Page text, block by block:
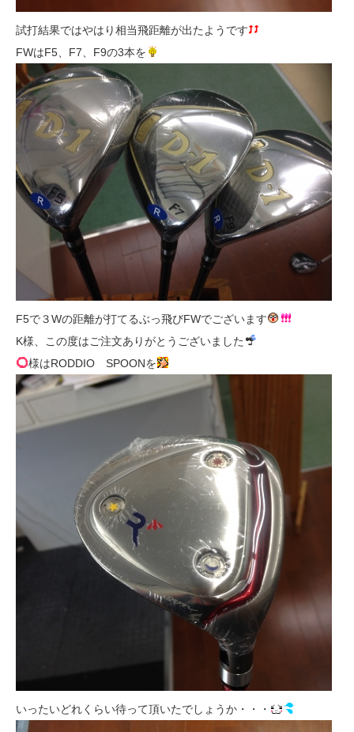
試打結果ではやはり相当飛距離が出たようです
FWはF5、F7、F9の3本を
F5で３Wの距離が打てるぶっ飛びFWでございます
K様、この度はご注文ありがとうございました
様はRODDIO SPOONを
いったいどれくらい待って頂いたでしょうか・・・